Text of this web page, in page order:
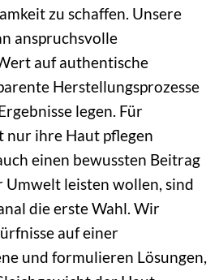
zu schaffen. Unsere
anspruchsvolle
auf authentische
Herstellungsprozesse
legen. Für
nur ihre Haut pflegen
einen bewussten Beitrag
Umwelt leisten wollen, sind
die erste Wahl. Wir
auf einer
und formulieren Lösungen,